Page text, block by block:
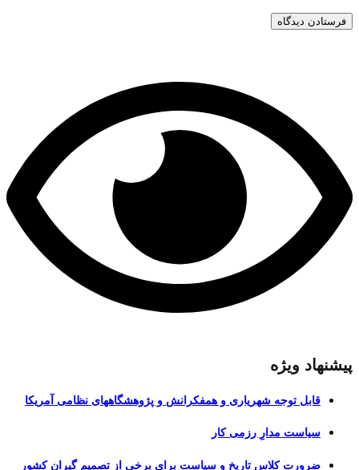
پیشنهاد ویژه
قابل توجه شهریاری و همفکرانش و پژوهشگاههای نظامی آمریکا
سیاست مدارِ رزمی کار
ضرورت کلاس تاریخ و سیاست برای برخی از تصمیم گیران کشور